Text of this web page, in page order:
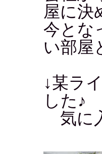
屋に決
今とな
い部屋
↓某ラ
した♪
気に